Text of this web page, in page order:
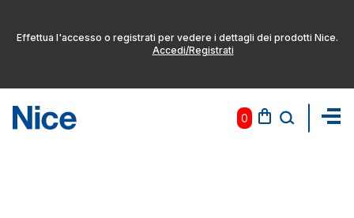
Effettua l'accesso o registrati per vedere i dettagli dei prodotti Nice.
Accedi/Registrati
0